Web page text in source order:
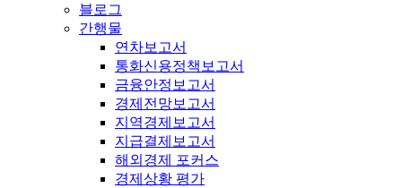
블로그
간행물
연차보고서
통화신용정책보고서
금융안정보고서
경제전망보고서
지역경제보고서
지급결제보고서
해외경제 포커스
경제상황 평가